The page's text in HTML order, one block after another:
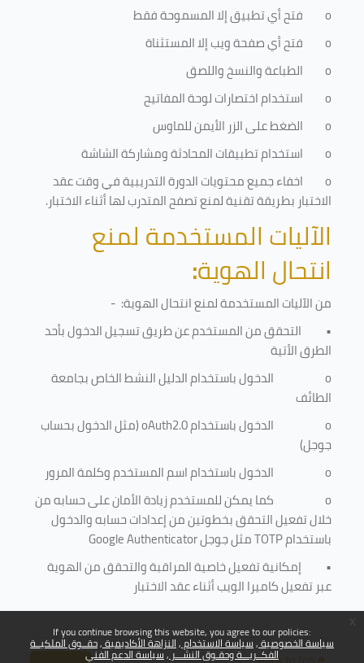
If you continue browsing this website, you agree to our policies:
سياسة الخصوصية سياسة الاستخدام النزاهة الأكاديمية حقــوق الملكيــة
الفكــريـــة وحقـوق النشـــر سياسة الدعم الفني
o
فتح أي تطبيق إلا المسموحة فقط
o
فتح أي صفحة ويب إلا المستثناة
o
الطباعة والنسخ واللصق
o
استخدام اختصارات لوحة المفاتيح
o
الضغط على الزر الأيمن للماوس
o
استخدام تطبيقات المحادثة ومشاركة الشاشة
o
اخفاء جميع محتويات الدورة التدريبية في وقت عقد
الاختبار بطريقة تقنية لمنع تصفح المتدرب لها أثناء الاختبار.
الآليات المستخدمة لمنع
انتحال الهوية:
من الآليات المستخدمة لمنعانتحال الهوية: -
• التحقق من المستخدم عن طريق تسجيل الدخول بأحد
الطرق الأتية
o
الدخول باستخدام الدليل النشط الخاص بجامعة
الطائف
o
الدخول باستخدامoAuth2.0(مثل الدخول بحساب
جوجل)
o
الدخول باستخدام اسم المستخدم وكلمة المرور
o
كما يمكن للمستخدم زيادة الأمان على حسابه من
خلال تفعيل التحقق بخطوتين من إعدادات حسابه والدخول
باستخدامTOTPمثل جوجلGoogle Authenticator
• إمكانية تفعيل خاصية المراقبة والتحقق من الهوية
عبر تفعيل كاميرا الويب أثناء عقد الاختبار